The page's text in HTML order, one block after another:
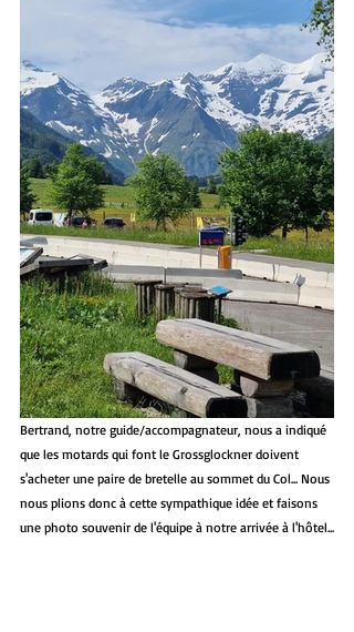
Bertrand, notre guide/accompagnateur, nous a indiqué
que les motards qui font le Grossglockner doivent
s'acheter une paire de bretelle au sommet du Col... Nous
nous plions donc à cette sympathique idée et faisons
une photo souvenir de l'équipe à notre arrivée à l'hôtel...